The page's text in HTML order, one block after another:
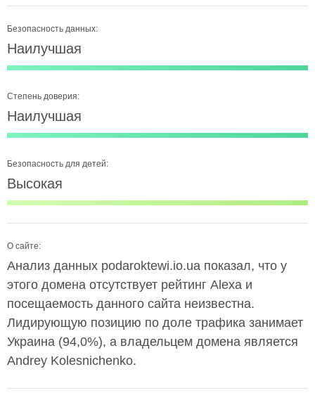
Безопасность данных:
Наилучшая
Степень доверия:
Наилучшая
Безопасность для детей:
Высокая
О сайте:
Анализ данных podaroktewi.io.ua показал, что у
этого домена отсутствует рейтинг Alexa и
посещаемость данного сайта неизвестна.
Лидирующую позицию по доле трафика занимает
Украина (94,0%), а владельцем домена является
Andrey Kolesnichenko.